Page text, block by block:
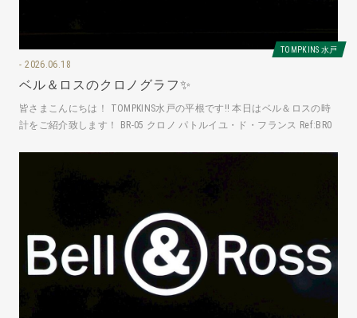
TOMPKINS 水戸
2026.06.18
ベル＆ロスのクロノグラフ✨
皆さまこんにちは！ TOMPKINS水戸の平根です‼️ 本日はベル＆ロスの時
計をご紹介致します！ BR-05 クロノ パトルイユ・ド・フランス Ref:BR0